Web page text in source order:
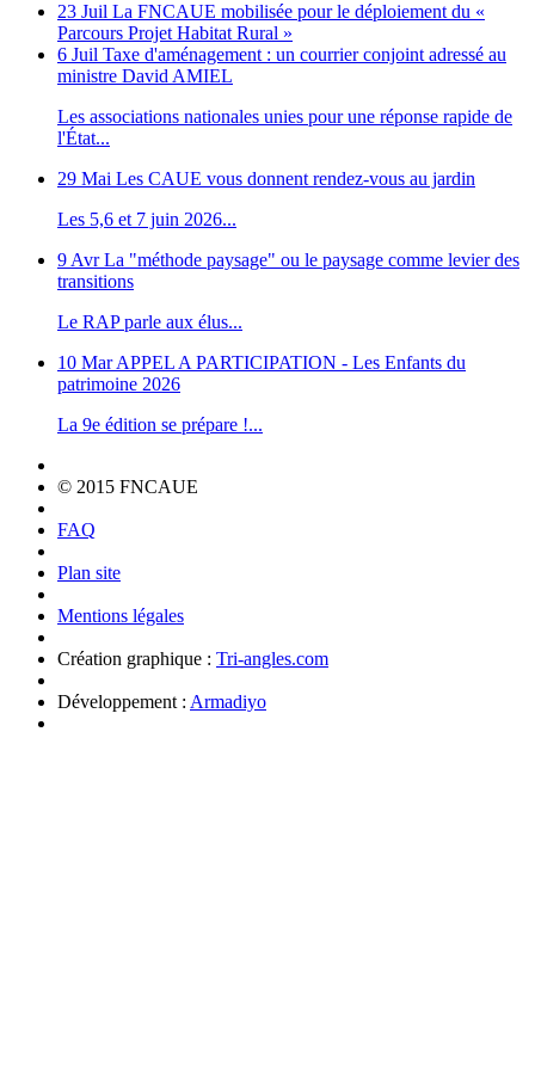
23 Juil La FNCAUE mobilisée pour le déploiement du «
Parcours Projet Habitat Rural »
6 Juil Taxe d'aménagement : un courrier conjoint adressé au
ministre David AMIEL
Les associations nationales unies pour une réponse rapide de
l'État...
29 Mai Les CAUE vous donnent rendez-vous au jardin
Les 5,6 et 7 juin 2026...
9 Avr La "méthode paysage" ou le paysage comme levier des
transitions
Le RAP parle aux élus...
10 Mar APPEL A PARTICIPATION - Les Enfants du
patrimoine 2026
La 9e édition se prépare !...
© 2015 FNCAUE
FAQ
Plan site
Mentions légales
Création graphique : Tri-angles.com
Développement : Armadiyo